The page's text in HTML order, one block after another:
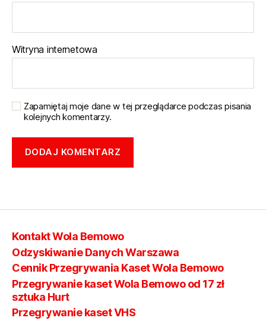
Witryna internetowa
Zapamiętaj moje dane w tej przeglądarce podczas pisania
kolejnych komentarzy.
Kontakt Wola Bemowo
Odzyskiwanie Danych Warszawa
Cennik Przegrywania Kaset Wola Bemowo
Przegrywanie kaset Wola Bemowo od 17 zł
sztuka Hurt
Przegrywanie kaset VHS